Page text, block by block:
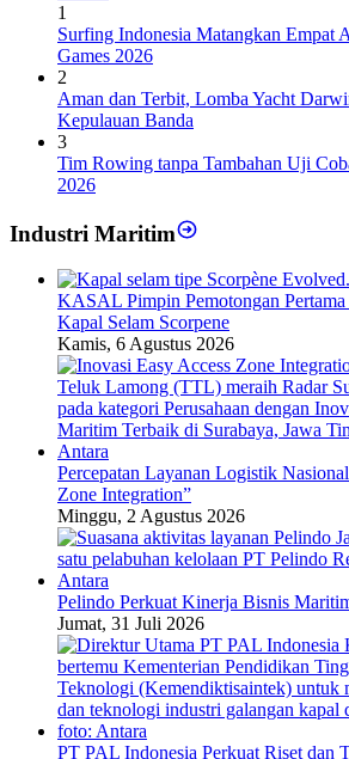
1
Surfing Indonesia Matangkan Empat
Games 2026
2
Aman dan Terbit, Lomba Yacht
Kepulauan Banda
3
Tim Rowing tanpa Tambahan Uji
2026
Industri Maritim
KASAL Pimpin Pemotongan Pertama
Kapal Selam Scorpene
Kamis, 6 Agustus 2026
Percepatan Layanan Logistik
Zone Integration”
Minggu, 2 Agustus 2026
Pelindo Perkuat Kinerja Bisnis
Jumat, 31 Juli 2026
PT PAL Indonesia Perkuat Riset dan